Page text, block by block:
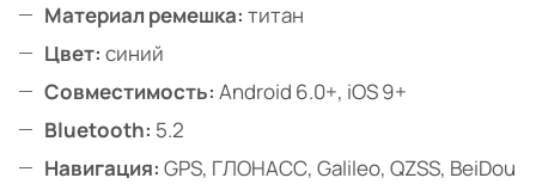
Материал ремешка: титан
Цвет: синий
Совместимость: Android 6.0+, iOS 9+
Bluetooth: 5.2
Навигация: GPS, ГЛОНАСС, Galileo, QZSS, BeiDou